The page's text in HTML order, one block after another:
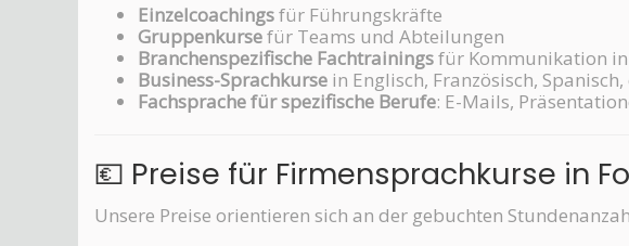
Einzelcoachingsfür Führungskräfte
Gruppenkursefür Teams und Abteilungen
Branchenspezifische Fachtrainingsfür Kommunikation in
Business-Sprachkursein Englisch, Französisch, Spanisch,
Fachsprache für spezifische Berufe: E-Mails,
💶 Preise für Firmensprachkurse in
Unsere Preise orientieren sich an der gebuchten